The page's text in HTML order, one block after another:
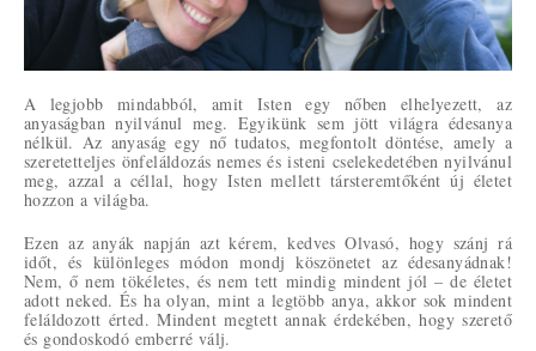
A legjobb mindabból, amit Isten egy nőben elhelyezett, az
anyaságban nyilvánul meg. Egyikünk sem jött világra édesanya
nélkül. Az anyaság egy nő tudatos, megfontolt döntése, amely a
szeretetteljes önfeláldozás nemes és isteni cselekedetében nyilvánul
meg, azzal a céllal, hogy Isten mellett társteremtőként új életet
hozzon a világba.
Ezen az anyák napján azt kérem, kedves Olvasó, hogy szánj rá
időt, és különleges módon mondj köszönetet az édesanyádnak!
Nem, ő nem tökéletes, és nem tett mindig mindent jól – de életet
adott neked. És ha olyan, mint a legtöbb anya, akkor sok mindent
feláldozott érted. Mindent megtett annak érdekében, hogy szerető
és gondoskodó emberré válj.